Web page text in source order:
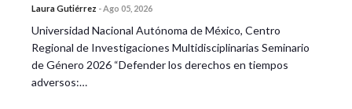
Laura Gutiérrez -Ago 05, 2026
Universidad Nacional Autónoma de México, Centro
Regional de Investigaciones Multidisciplinarias Seminario
de Género 2026 “Defender los derechos en tiempos
adversos:…